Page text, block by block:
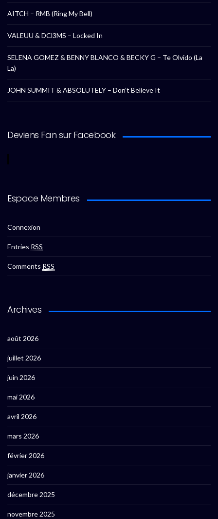
AITCH – RMB (Ring My Bell)
VALEUU & DCl3MS – Locked In
SELENA GOMEZ & BENNY BLANCO & BECKY G – Te Olvido (La
La)
JOHN SUMMIT & ABSOLUTELY – Don’t Believe It
Deviens Fan sur Facebook
Espace Membres
Connexion
Entries RSS
Comments RSS
Archives
août 2026
juillet 2026
juin 2026
mai 2026
avril 2026
mars 2026
février 2026
janvier 2026
décembre 2025
novembre 2025